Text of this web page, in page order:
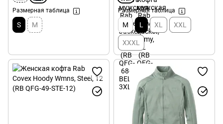
Размерная таблица
S M
Размерная таблица
M L XL XXL
XXXL